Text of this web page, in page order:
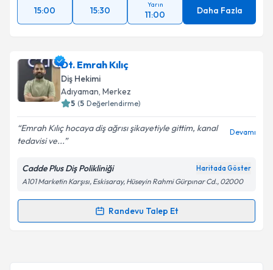
15:00 15:30
Yarın
11:00 Daha Fazla
Dt. Emrah Kılıç
Diş Hekimi
Adıyaman, Merkez
5 (5 Değerlendirme)
Emrah Kılıç hocaya diş ağrısı şikayetiyle gittim, kanal
tedavisi ve...
Devamı
Cadde Plus Diş Polikliniği Haritada Göster
A101 Marketin Karşısı, Eskisaray, Hüseyin Rahmi Gürpınar Cd., 02000
Randevu Talep Et
Randevu Takvimi Talebi